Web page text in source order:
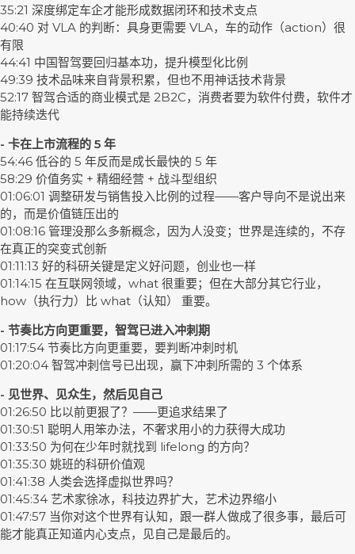
35:21 深度绑定车企才能形成数据闭环和技术支点
40:40 对 VLA 的判断：具身更需要 VLA，车的动作（action）很
有限
44:41 中国智驾要回归基本功，提升模型化比例
49:39 技术品味来自背景积累，但也不用神话技术背景
52:17 智驾合适的商业模式是 2B2C，消费者要为软件付费，软件才
能持续迭代
- 卡在上市流程的 5 年
54:46 低谷的 5 年反而是成长最快的 5 年
58:29 价值务实 + 精细经营 + 战斗型组织
01:06:01 调整研发与销售投入比例的过程——客户导向不是说出来
的，而是价值链压出的
01:08:16 管理没那么多新概念，因为人没变；世界是连续的，不存
在真正的突变式创新
01:11:13 好的科研关键是定义好问题，创业也一样
01:14:15 在互联网领域，what 很重要；但在大部分其它行业，
how（执行力）比 what（认知） 重要。
- 节奏比方向更重要，智驾已进入冲刺期
01:17:54 节奏比方向更重要，要判断冲刺时机
01:20:04 智驾冲刺信号已出现，赢下冲刺所需的 3 个体系
- 见世界、见众生，然后见自己
01:26:50 比以前更狠了？——更追求结果了
01:30:51 聪明人用笨办法，不奢求用小的力获得大成功
01:33:50 为何在少年时就找到 lifelong 的方向？
01:35:30 姚班的科研价值观
01:41:38 人类会选择虚拟世界吗？
01:45:34 艺术家徐冰，科技边界扩大，艺术边界缩小
01:47:57 当你对这个世界有认知，跟一群人做成了很多事，最后可
能才能真正知道内心支点，见自己是最后的。